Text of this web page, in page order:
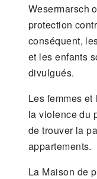
Wesermarsch
protection
conséquent,
et les enfants
divulgués.
Les femmes
la violence du
de trouver la
appartements.
La Maison de